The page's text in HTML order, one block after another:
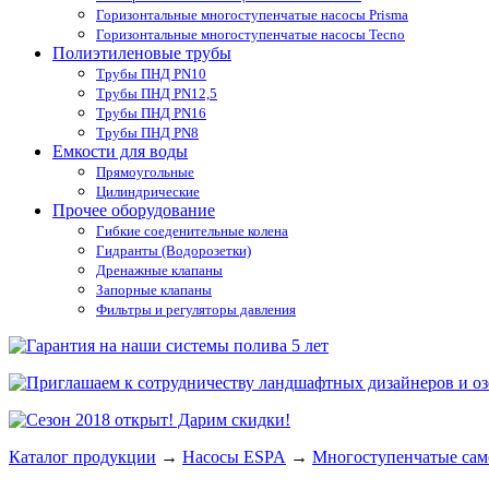
Горизонтальные многоступенчатые насосы Prisma
Горизонтальные многоступенчатые насосы Tecno
Полиэтиленовые трубы
Трубы ПНД PN10
Трубы ПНД PN12,5
Трубы ПНД PN16
Трубы ПНД PN8
Емкости для воды
Прямоугольные
Цилиндрические
Прочее оборудование
Гибкие соеденительные колена
Гидранты (Водорозетки)
Дренажные клапаны
Запорные клапаны
Фильтры и регуляторы давления
Каталог продукции → Насосы ESPA → Многоступенчатые